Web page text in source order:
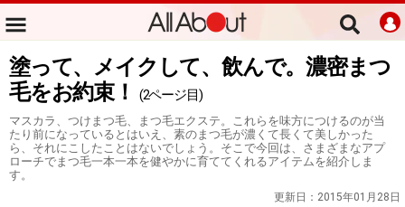
塗って、メイクして、飲んで。濃密まつ
毛をお約束！
(2ページ目)
マスカラ、つけまつ毛、まつ毛エクステ。これらを味方につけるのが当
たり前になっているとはいえ、素のまつ毛が濃くて長くて美しかった
ら、それにこしたことはないでしょう。そこで今回は、さまざまなアプ
ローチでまつ毛一本一本を健やかに育ててくれるアイテムを紹介しま
す。
更新日： 2015年01月28日